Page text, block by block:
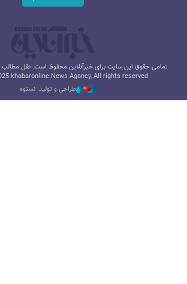
تمامی حقوق این سایت برای خبرآنلاین محفوظ است. نقل مطالب
khabaronline News Agancy, All rights reserved
طراحی و تولید: نستوه